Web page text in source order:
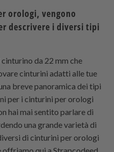
orologi, vengono
descrivere i diversi tipi
da 22 mm che
cinturini adatti alle tue
breve panoramica dei tipi
per i cinturini per orologi
hai mai sentito parlare di
una grande varietà di
di cinturini per orologi
offriamo qui a Strapcodeed